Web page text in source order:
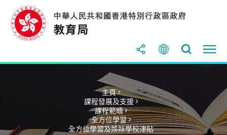
主頁 >
課程發展及支援 >
課程範疇 >
全方位學習 >
全方位學習及姊妹學校津貼